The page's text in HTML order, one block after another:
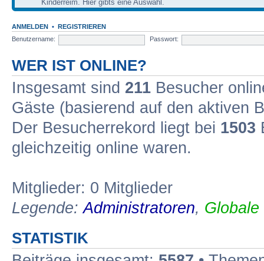
Kinderreim. Hier gibts eine Auswahl.
ANMELDEN • REGISTRIEREN
Benutzername:
Passwort:
WER IST ONLINE?
Insgesamt sind 211 Besucher
Gäste (basierend auf den aktiven
Der Besucherrekord liegt bei 1503
gleichzeitig online waren.
Mitglieder: 0 Mitglieder
Legende:Administratoren,
STATISTIK